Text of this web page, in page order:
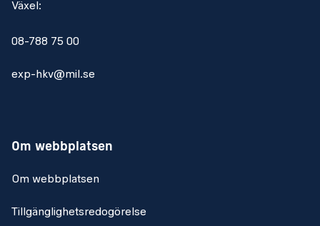
Växel:
08-788 75 00
exp-hkv@mil.se
Om webbplatsen
Om webbplatsen
Tillgänglighetsredogörelse